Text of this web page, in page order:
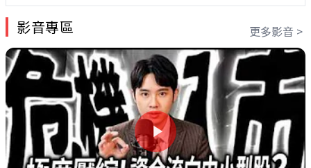
影音專區 更多影音 >